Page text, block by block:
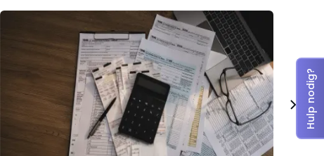
Hulp nodig?